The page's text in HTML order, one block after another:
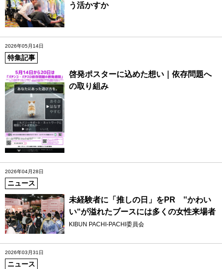
う活かすか
2026年05月14日
特集記事
啓発ポスターに込めた想い｜依存問題へ
の取り組み
2026年04月28日
ニュース
未経験者に「推しの日」をPR ‟かわい
い“が溢れたブースには多くの女性来場者
KIBUN PACHI-PACHI委員会
2026年03月31日
ニュース